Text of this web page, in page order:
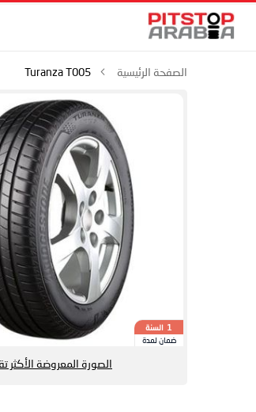
الصفحة الرئيسية Turanza T005
1 السنة
ضمان لمدة
الصورة المعروضة الأكثر